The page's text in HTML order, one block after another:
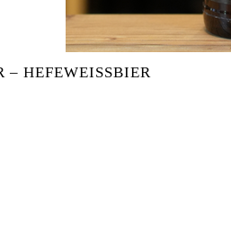
HEFEWEISSBIER
- HEFEWEISSBIER MENGE